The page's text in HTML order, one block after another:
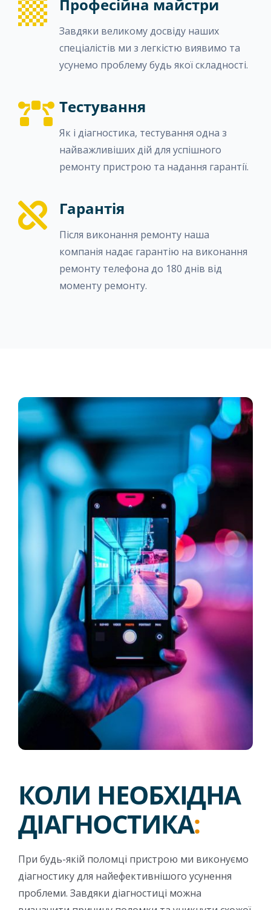
Професійна майстри
Завдяки великому досвіду наших
спеціалістів ми з легкістю виявимо та
усунемо проблему будь якої складності.
Тестування
Як і діагностика, тестування одна з
найважливіших дій для успішного
ремонту пристрою та надання гарантії.
Гарантія
Після виконання ремонту наша
компанія надає гарантію на виконання
ремонту телефона до 180 днів від
моменту ремонту.
КОЛИ НЕОБХІДНА
ДІАГНОСТИКА:
При будь-якій поломці пристрою ми виконуємо
діагностику для найефективнішого усунення
проблеми. Завдяки діагностиці можна